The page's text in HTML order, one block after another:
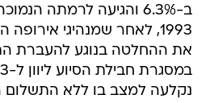
ב-6.3% והגיעה לרמתה
1993, לאחר שמנהיגי
את ההחלטה בנוגע להעברת
נקלעה למצב בו ללא התשלום